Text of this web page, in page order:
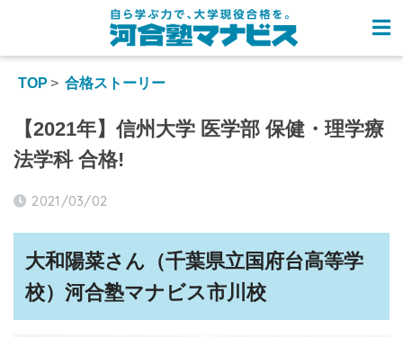
TOP 合格ストーリー
【2021年】信州大学 医学部 保健・理学療
法学科 合格!
2021/03/02
大和陽菜さん（千葉県立国府台高等学
校）河合塾マナビス市川校